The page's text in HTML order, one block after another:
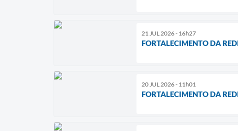
21 JUL 2026 - 16h27
FORTALECIMENTO DA
20 JUL 2026 - 11h01
FORTALECIMENTO DA